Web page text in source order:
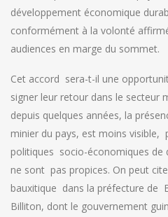
développement économique
conformément à la volonté
audiences en marge du sommet.
Cet accord sera-t-il une
signer leur retour dans le secteur
depuis quelques années, la
minier du pays, est moins visible,
politiques socio-économiques de
ne sont pas propices. On peut
bauxitique dans la préfecture de
Billiton, dont le gouvernement